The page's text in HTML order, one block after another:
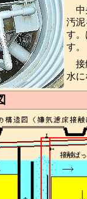
汚
す
す。
水に